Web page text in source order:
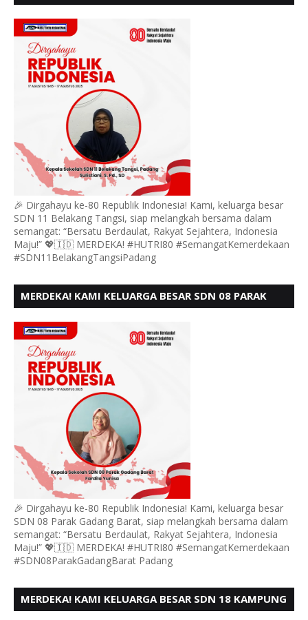
🎉 Dirgahayu ke-80 Republik Indonesia! Kami, keluarga besar
SDN 11 Belakang Tangsi, siap melangkah bersama dalam
semangat: “Bersatu Berdaulat, Rakyat Sejahtera, Indonesia
Maju!” 💖🇮🇩 MERDEKA! #HUTRI80 #SemangatKemerdekaan
#SDN11BelakangTangsiPadang
MERDEKA! KAMI KELUARGA BESAR SDN 08 PARAK
- 80,
🎉 Dirgahayu ke-80 Republik Indonesia! Kami, keluarga besar
SDN 08 Parak Gadang Barat, siap melangkah bersama dalam
semangat: “Bersatu Berdaulat, Rakyat Sejahtera, Indonesia
Maju!” 💖🇮🇩 MERDEKA! #HUTRI80 #SemangatKemerdekaan
#SDN08ParakGadangBarat Padang
MERDEKA! KAMI KELUARGA BESAR SDN 18 KAMPUNG